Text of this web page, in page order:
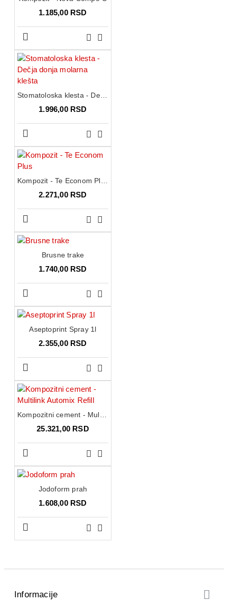
1.185,00 RSD
Stomatoloska klesta - Dečja donja molarna klešta
1.996,00 RSD
2.271,00 RSD
Brusne trake
1.740,00 RSD
Aseptoprint Spray 1l
2.355,00 RSD
25.321,00 RSD
Jodoform prah
1.608,00 RSD
Informacije